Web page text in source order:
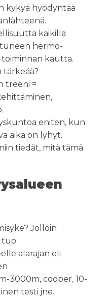
kykyä hyödyntää
kaikilla
hermo-
toiminnan kautta.
tärkeää?
treeni =
eniten, kun
aika on lyhyt.
tiedät, mitä tämä
Jolloin
tuo
alarajan eli
3000m, cooper, 10-
testi jne.